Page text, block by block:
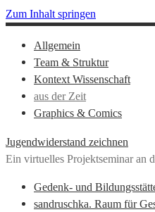
Zum Inhalt springen
Allgemein
Team & Struktur
Kontext Wissenschaft
aus der Zeit
Graphics & Comics
Jugendwiderstand zeichnen
Ein virtuelles Projektseminar an
Gedenk- und
sandruschka. Raum für